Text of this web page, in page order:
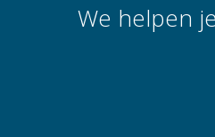
We helpen